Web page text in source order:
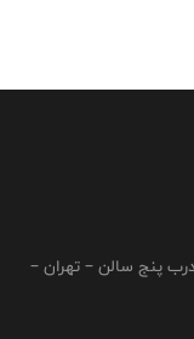
پنج سالن – تهران –